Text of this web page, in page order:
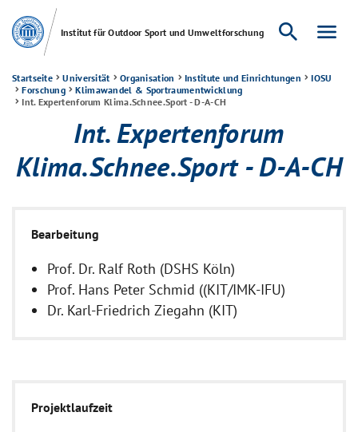
Institut für Outdoor Sport und Umweltforschung search menu
Startseite Universität Organisation Institute und Einrichtungen
IOSU
Forschung
Klimawandel & Sportraumentwicklung
Int. Expertenforum Klima.Schnee.Sport - D-A-CH
Int. Expertenforum
Klima.Schnee.Sport - D-A-CH
Bearbeitung
Prof. Dr. Ralf Roth (DSHS Köln)
Prof. Hans Peter Schmid ((KIT/IMK-IFU)
Dr. Karl-Friedrich Ziegahn (KIT)
Projektlaufzeit